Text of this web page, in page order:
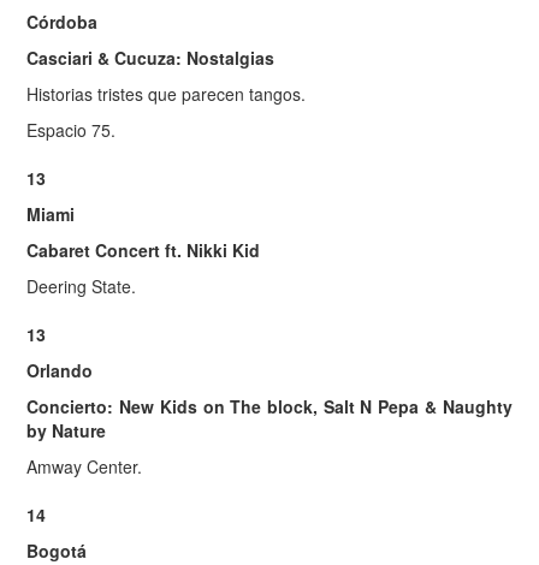
Córdoba
Casciari & Cucuza: Nostalgias
Historias tristes que parecen tangos.
Espacio 75.
13
Miami
Cabaret Concert ft. Nikki Kid
Deering State.
13
Orlando
Concierto: New Kids on The block, Salt N Pepa & Naughty
by Nature
Amway Center.
14
Bogotá